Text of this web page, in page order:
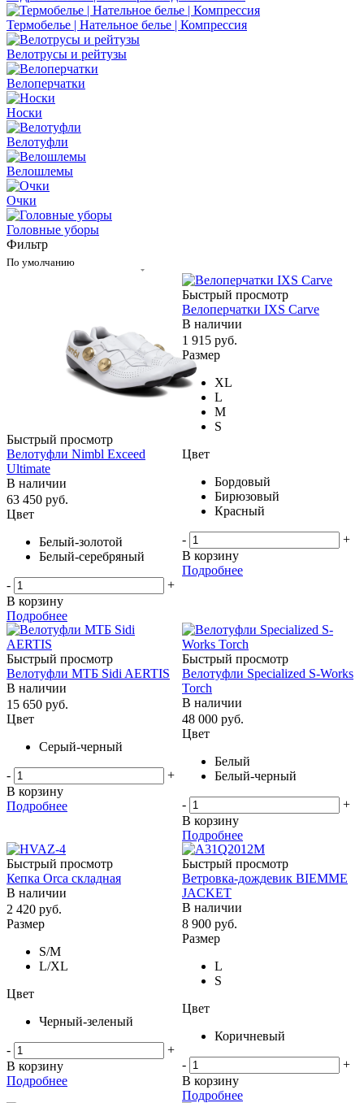
Термобелье | Нательное белье | Компрессия
Велотрусы и рейтузы
Велоперчатки
Носки
Велотуфли
Велошлемы
Очки
Головные уборы
Фильтр
По умолчанию
Быстрый просмотр
Велотуфли Nimbl Exceed
Ultimate
В наличии
63 450 руб.
Цвет
Белый-золотой
Белый-серебряный
-
+
В корзину
Подробнее
Быстрый просмотр
Велоперчатки IXS Carve
В наличии
1 915 руб.
Размер
XL
L
M
S
Цвет
Бордовый
Бирюзовый
Красный
-
+
В корзину
Подробнее
Быстрый просмотр
Велотуфли МТБ Sidi AERTIS
В наличии
15 650 руб.
Цвет
Серый-черный
-
+
В корзину
Подробнее
Быстрый просмотр
Велотуфли Specialized S-Works
Torch
В наличии
48 000 руб.
Цвет
Белый
Белый-черный
-
+
В корзину
Подробнее
Быстрый просмотр
Кепка Orca складная
В наличии
2 420 руб.
Размер
S/M
L/ХL
Цвет
Черный-зеленый
-
+
В корзину
Подробнее
Быстрый просмотр
Ветровка-дождевик BIEMME
JACKET
В наличии
8 900 руб.
Размер
L
S
Цвет
Коричневый
-
+
В корзину
Подробнее